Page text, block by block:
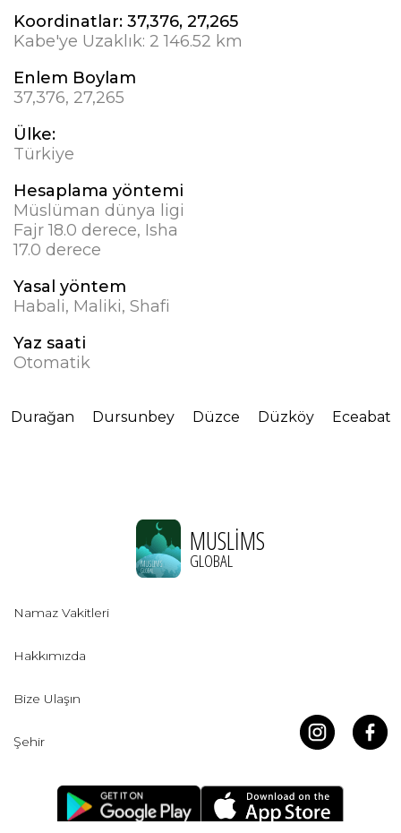
Koordinatlar: 37,376, 27,265
Kabe'ye Uzaklık: 2 146.52 km
Enlem Boylam
37,376, 27,265
Ülke:
Türkiye
Hesaplama yöntemi
Müslüman dünya ligi
Fajr 18.0 derece, Isha
17.0 derece
Yasal yöntem
Habali, Maliki, Shafi
Yaz saati
Otomatik
Durağan Dursunbey Düzce Düzköy Eceabat
MUSLIMS
GLOBAL
Namaz Vakitleri
Hakkımızda
Bize Ulaşın
Şehir